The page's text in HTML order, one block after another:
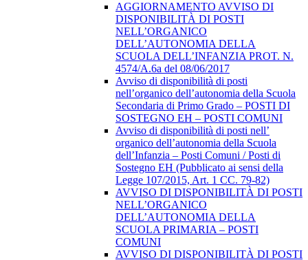
AGGIORNAMENTO AVVISO DI
DISPONIBILITÀ DI POSTI
NELL’ORGANICO
DELL’AUTONOMIA DELLA
SCUOLA DELL’INFANZIA PROT. N.
4574/A.6a del 08/06/2017
Avviso di disponibilità di posti
nell’organico dell’autonomia della Scuola
Secondaria di Primo Grado – POSTI DI
SOSTEGNO EH – POSTI COMUNI
Avviso di disponibilità di posti nell’
organico dell’autonomia della Scuola
dell’Infanzia – Posti Comuni / Posti di
Sostegno EH (Pubblicato ai sensi della
Legge 107/2015, Art. 1 CC. 79-82)
AVVISO DI DISPONIBILITÀ DI POSTI
NELL’ORGANICO
DELL’AUTONOMIA DELLA
SCUOLA PRIMARIA – POSTI
COMUNI
AVVISO DI DISPONIBILITÀ DI POSTI